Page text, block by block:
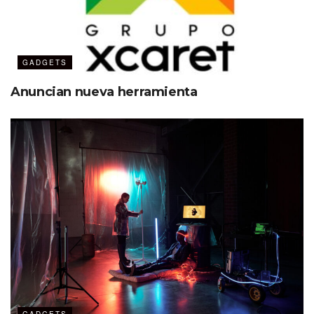
GADGETS
Anuncian nueva herramienta